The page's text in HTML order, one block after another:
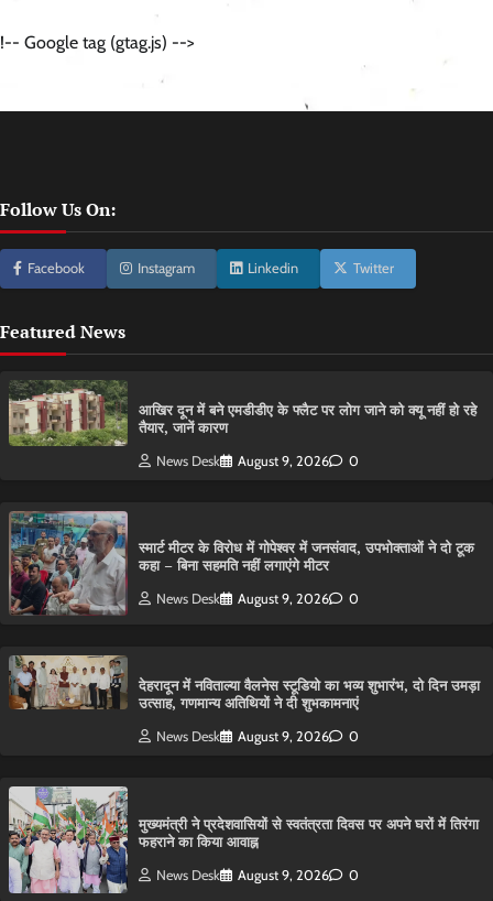
!-- Google tag (gtag.js) -->
Follow Us On:
Facebook Instagram Linkedin Twitter
Featured News
आ​खिर दून में बने एमडीडीए के फ्लैट पर लोग जाने को क्यू नहीं हो रहे
तैयार, जानें कारण
News Desk August 9, 2026 0
स्मार्ट मीटर के विरोध में गोपेश्वर में जनसंवाद, उपभोक्ताओं ने दो टूक
कहा – बिना सहमति नहीं लगाएंगे मीटर
News Desk August 9, 2026 0
देहरादून में नविताल्या वैलनेस स्टूडियो का भव्य शुभारंभ, दो दिन उमड़ा
उत्साह, गणमान्य अतिथियों ने दी शुभकामनाएं
News Desk August 9, 2026 0
मुख्यमंत्री ने प्रदेशवासियों से स्वतंत्रता दिवस पर अपने घरों में तिरंगा
फहराने का किया आवाह्न
News Desk August 9, 2026 0